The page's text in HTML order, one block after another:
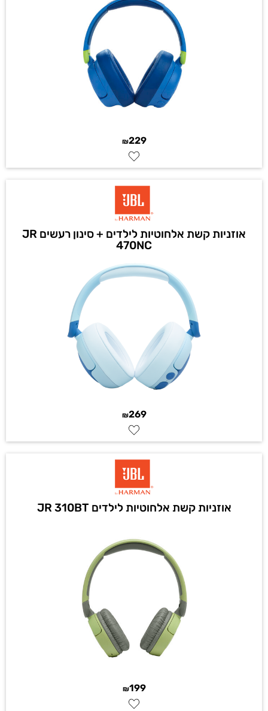
₪229
אוזניות קשת אלחוטיות לילדים + סינון רעשים JR
470NC
₪269
אוזניות קשת אלחוטיות לילדים JR 310BT
₪199